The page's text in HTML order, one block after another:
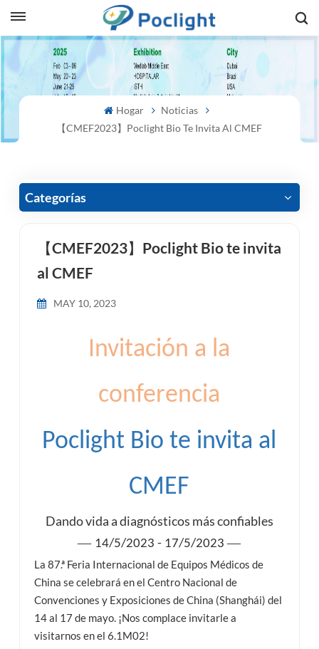
Hogar
Noticias
【CMEF2023】Poclight Bio Te Invita Al CMEF
Categorías
【CMEF2023】Poclight Bio te invita
al CMEF
MAY 10, 2023
Invitación a la
conferencia
Poclight Bio te invita al
CMEF
Dando vida a diagnósticos más confiables
— 14/5/2023 - 17/5/2023—
La 87.ª Feria Internacional de Equipos Médicos de
China se celebrará en el Centro Nacional de
Convenciones y Exposiciones de China (Shanghái) del
14 al 17 de mayo. ¡Nos complace invitarle a
visitarnos en el 6.1M02!